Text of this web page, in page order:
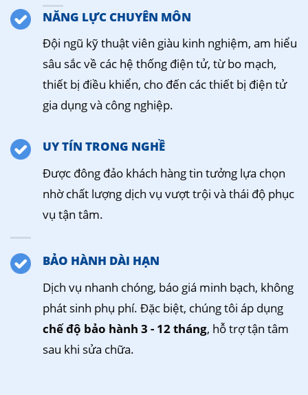
NĂNG LỰC CHUYÊN MÔN
Đội ngũ kỹ thuật viên giàu kinh nghiệm, am hiểu
sâu sắc về các hệ thống điện tử, từ bo mạch,
thiết bị điều khiển, cho đến các thiết bị điện tử
gia dụng và công nghiệp.
UY TÍN TRONG NGHỀ
Được đông đảo khách hàng tin tưởng lựa chọn
nhờ chất lượng dịch vụ vượt trội và thái độ phục
vụ tận tâm.
BẢO HÀNH DÀI HẠN
Dịch vụ nhanh chóng, báo giá minh bạch, không
phát sinh phụ phí. Đặc biệt, chúng tôi áp dụng
chế độ bảo hành 3 - 12 tháng, hỗ trợ tận tâm
sau khi sửa chữa.